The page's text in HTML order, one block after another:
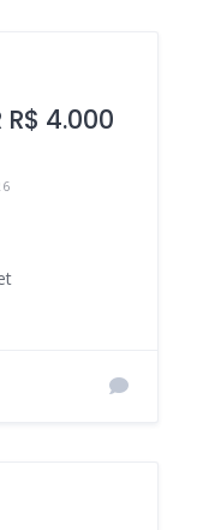
R$ 4.000